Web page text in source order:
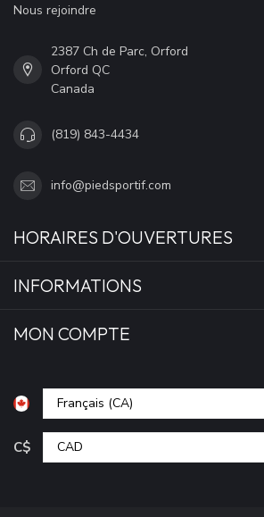
Nous rejoindre
2387 Ch de Parc, Orford
Orford QC
Canada
(819) 843-4434
info@piedsportif.com
HORAIRES D'OUVERTURES
INFORMATIONS
MON COMPTE
C$